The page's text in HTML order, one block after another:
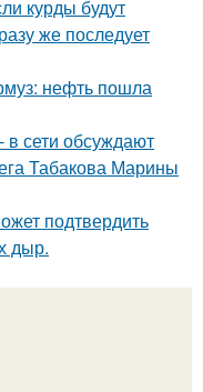
курды будут
же последует
нефть пошла
сети обсуждают
Табакова Марины
подтвердить
дыр.